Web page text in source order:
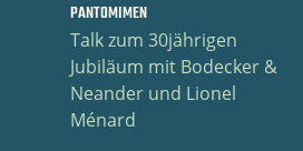
PANTOMIMEN
Talk zum 30jährigen
Jubiläum mit Bodecker &
Neander und Lionel
Ménard